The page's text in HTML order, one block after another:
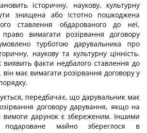
історичну, наукову, культурну
знищена або істотно пошкоджена
ставлення обдарованого до неї,
вимагати розірвання договору
турботою дарувальника про
наукову та культурну цінність.
факти недбалого ставлення до
має вимагати розірвання договору у
передбачає, що дарувальник має
договору дарування, якщо на
вимоги дарунок є збереженим. Іншими
майно збереглося в